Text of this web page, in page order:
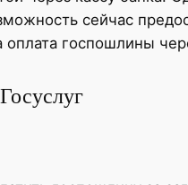
сейчас
госпошлины